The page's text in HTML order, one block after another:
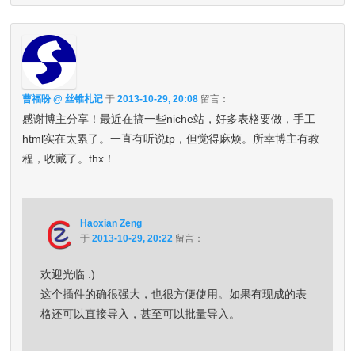
曹福盼 @ 丝锥札记 于2013-10-29, 20:08 留言：
感谢博主分享！最近在搞一些niche站，好多表格要做，手工
html实在太累了。一直有听说tp，但觉得麻烦。所幸博主有教
程，收藏了。thx！
Haoxian Zeng
于2013-10-29, 20:22 留言：
欢迎光临 :)
这个插件的确很强大，也很方便使用。如果有现成的表
格还可以直接导入，甚至可以批量导入。